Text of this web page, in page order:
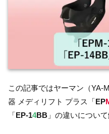
この記事ではヤーマン（YA-
器 メディリフト プラス「EP
「EP-14BB 」の違いについ